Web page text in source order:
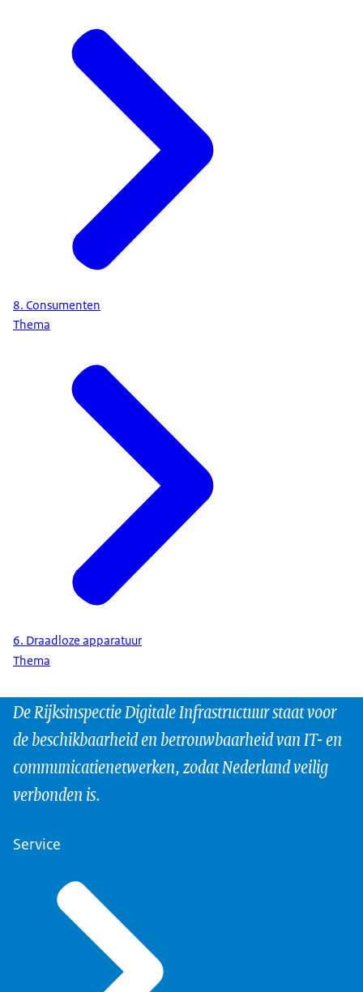
8. Consumenten
Thema
6. Draadloze apparatuur
Thema
De Rijksinspectie Digitale Infrastructuur staat voor
de beschikbaarheid en betrouwbaarheid van IT- en
communicatienetwerken, zodat Nederland veilig
verbonden is.
Service